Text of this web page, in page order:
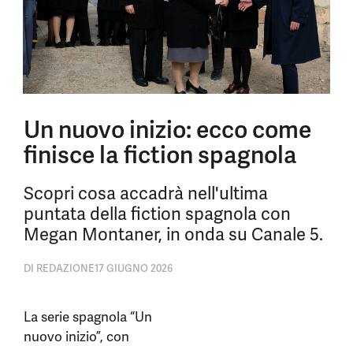
Un nuovo inizio: ecco come
finisce la fiction spagnola
Scopri cosa accadrà nell'ultima
puntata della fiction spagnola con
Megan Montaner, in onda su Canale 5.
DI REDAZIONE17 GIUGNO 2026
La serie spagnola “Un
nuovo inizio”, con